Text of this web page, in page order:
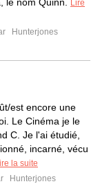
Lire
Hunterjones
est encore une
Le Cinéma je le
C. Je l'ai étudié,
incarné, vécu
la suite
Hunterjones